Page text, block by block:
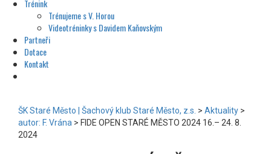
Trénink
Trénujeme s V. Horou
Videotréninky s Davidem Kaňovským
Partneři
Dotace
Kontakt
ŠK Staré Město | Šachový klub Staré Město, z.s. > Aktuality >
autor: F. Vrána > FIDE OPEN STARÉ MĚSTO 2024 16.– 24. 8.
2024